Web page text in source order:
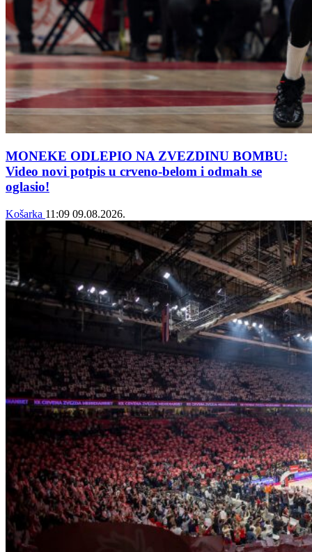
MONEKE ODLEPIO NA ZVEZDINU BOMBU:
Video novi potpis u crveno-belom i odmah se
oglasio!
Košarka 11:09 09.08.2026.